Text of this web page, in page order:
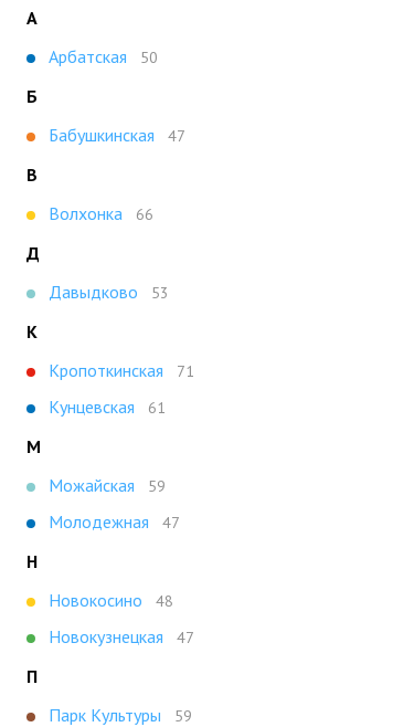
А
Арбатская
50
Б
Бабушкинская
47
В
Волхонка
66
Д
Давыдково
53
К
Кропоткинская
71
Кунцевская 61
М
Можайская
59
Молодежная 47
Н
Новокосино
48
Новокузнецкая 47
П
Парк Культуры
59